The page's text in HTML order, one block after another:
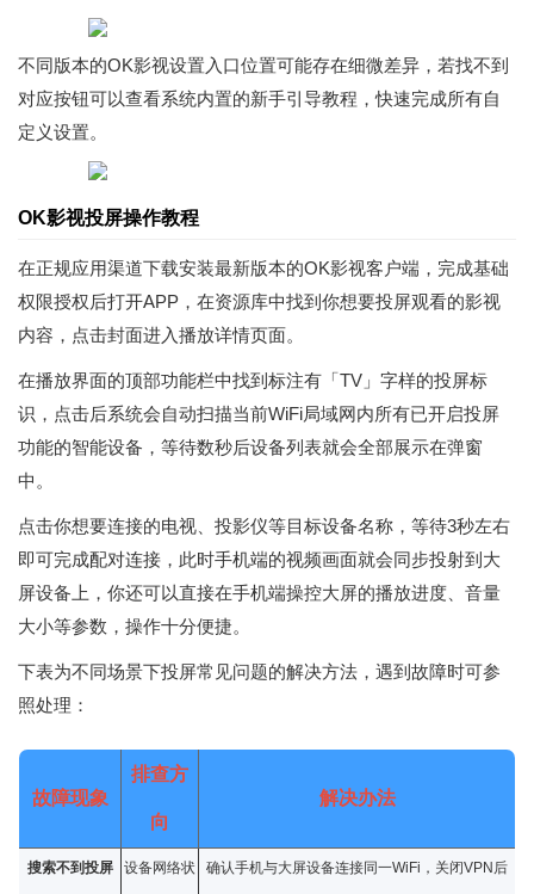
不同版本的OK影视设置入口位置可能存在细微差异，若找不到
对应按钮可以查看系统内置的新手引导教程，快速完成所有自
定义设置。
OK影视投屏操作教程
在正规应用渠道下载安装最新版本的OK影视客户端，完成基础
权限授权后打开APP，在资源库中找到你想要投屏观看的影视
内容，点击封面进入播放详情页面。
在播放界面的顶部功能栏中找到标注有「TV」字样的投屏标
识，点击后系统会自动扫描当前WiFi局域网内所有已开启投屏
功能的智能设备，等待数秒后设备列表就会全部展示在弹窗
中。
点击你想要连接的电视、投影仪等目标设备名称，等待3秒左右
即可完成配对连接，此时手机端的视频画面就会同步投射到大
屏设备上，你还可以直接在手机端操控大屏的播放进度、音量
大小等参数，操作十分便捷。
下表为不同场景下投屏常见问题的解决方法，遇到故障时可参
照处理：
故障现象
排查方
向
解决办法
搜索不到投屏 设备网络状 确认手机与大屏设备连接同一WiFi，关闭VPN后